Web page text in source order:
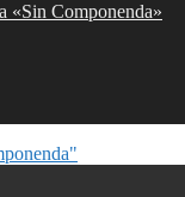
«Sin Componenda»